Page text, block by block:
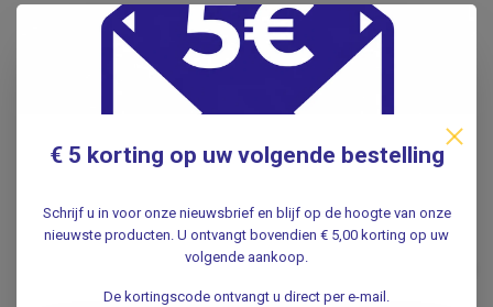
Specificaties
Gerelateerde producten
LITTMANN®
Littmann® 3M™ Littmann®
Cardiology IV Stethoscoop
Borststuk - 6179
€ 5 korting op uw volgende bestelling
Schrijf u in voor onze nieuwsbrief en blijf op de hoogte van onze
nieuwste producten. U ontvangt bovendien € 5,00 korting op uw
volgende aankoop.
De kortingscode ontvangt u direct per e-mail.